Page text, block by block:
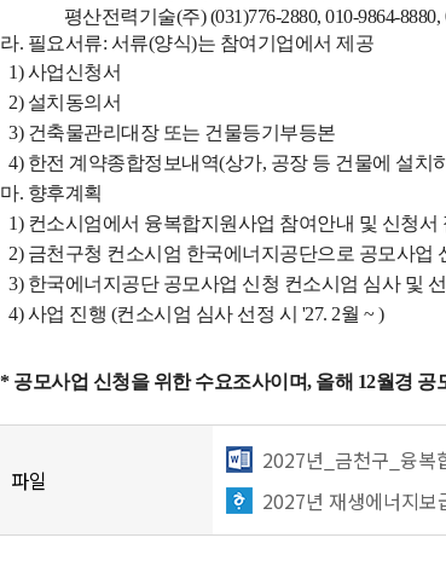
평산전력기술(주) (031)776-2880, 010-9864-8880,
라. 필요서류: 서류(양식)는 참여기업에서 제공
1) 사업신청서
2) 설치동의서
3) 건축물관리대장 또는 건물등기부등본
4) 한전 계약종합정보내역(상가, 공장 등 건물에 설치
마. 향후계획
1) 컨소시엄에서 융복합지원사업 참여안내 및 신청서
2) 금천구청 컨소시엄 한국에너지공단으로 공모사업
3) 한국에너지공단 공모사업 신청 컨소시엄 심사 및
4) 사업 진행 (컨소시엄 심사 선정 시 '27. 2월 ~ )
* 공모사업 신청을 위한 수요조사이며, 올해 12월경 공
파일
2027년_금천구_융
2027년 재생에너지